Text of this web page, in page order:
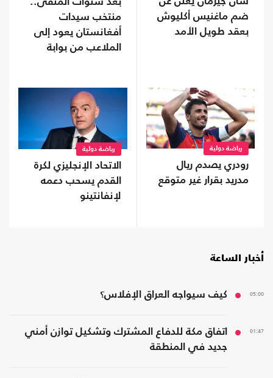
ضم ماغنيس أكليوش
بعقد طويل الأمد
منتخب سيدات
أفغانستان يعود إلى
الملاعب من بوابة
رياضة دولية
رودري يصدم ريال
مدريد بقرار غير متوقع
رياضة دولية
الاتحاد الإنجليزي لكرة
القدم يسحب دعمه
لإنفانتينو
أخبار الساعة
05:00 كيف سيواجه العراق الإفلاس؟
01:47
اتفاق مكة للدفاع المشترك وتشكيل توازن أمني
جديد في المنطقة